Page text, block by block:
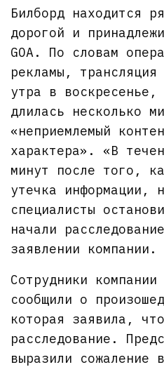
Билборд находится
дорогой и
GOA. По словам
рекламы,
утра в воскресенье,
длилась несколько
«неприемлемый
характера». «В
минут после того,
утечка информации,
специалисты
начали
заявлении компании.
Сотрудники
сообщили о
которая заявила,
расследование.
выразили сожаление